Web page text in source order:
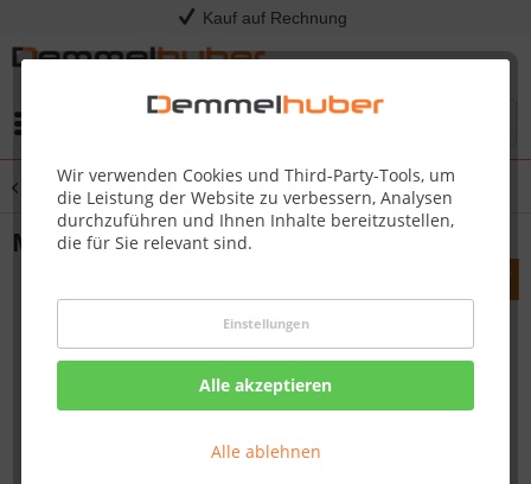
Kauf auf Rechnung
Wir verwenden Cookies und Third-Party-Tools, um
die Leistung der Website zu verbessern, Analysen
durchzuführen und Ihnen Inhalte bereitzustellen,
die für Sie relevant sind.
Einstellungen
Alle akzeptieren
Alle ablehnen
Übersicht iMOW® Mähroboter
Mähroboter iMOW 6